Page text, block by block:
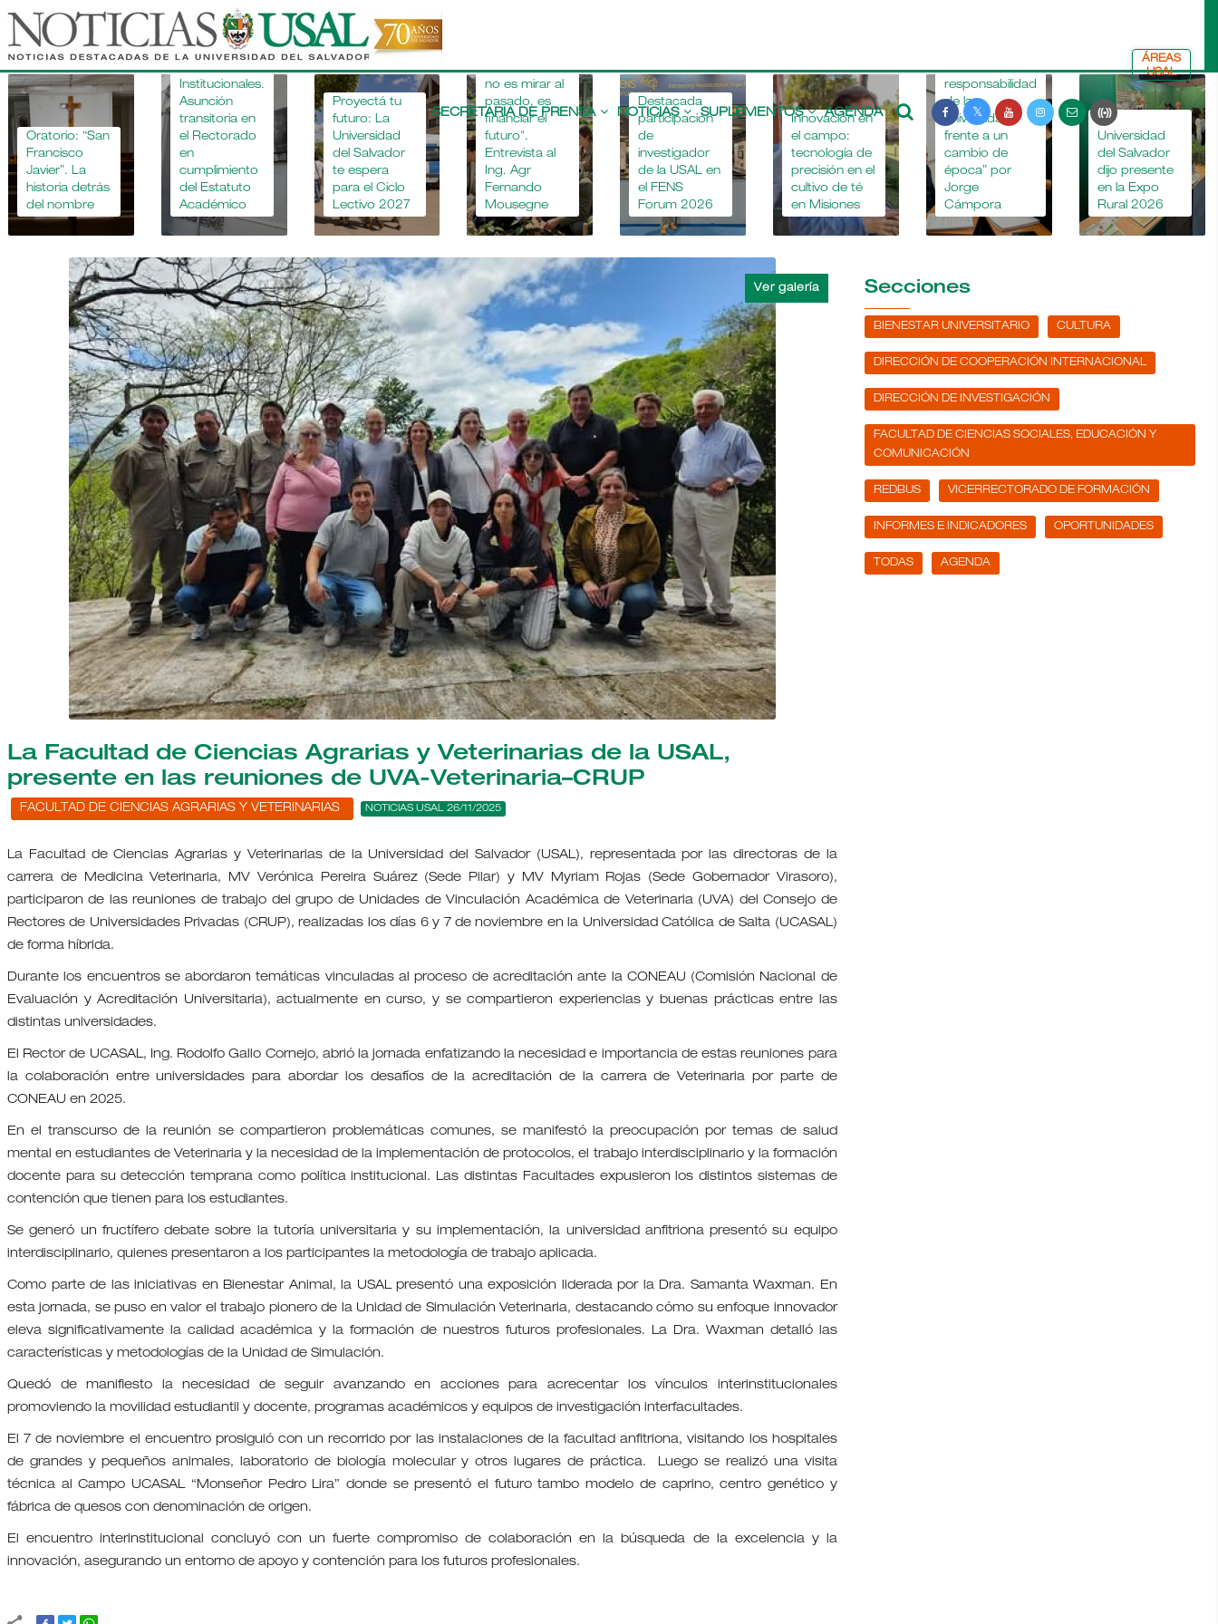
Pasar
contenido
principal
Main
navigation
SECRETARIA DE PRENSA NOTICIAS SUPLEMENTOS AGENDA
ÁREAS
USAL
Oratorio: “San
Francisco
Javier”. La
historia detrás
del nombre
Novedades
Institucionales.
Asunción
transitoria en
el Rectorado
en
cumplimiento
del Estatuto
Académico
Proyectá tu
futuro: La
Universidad
del Salvador
te espera
para el Ciclo
Lectivo 2027
agropecuaria
no es mirar al
pasado, es
financiar el
futuro".
Entrevista al
Ing. Agr
Fernando
Mousegne
Destacada
participación
de
investigador
de la USAL en
el FENS
Forum 2026
Innovación en
el campo:
tecnología de
precisión en el
cultivo de té
en Misiones
“La
responsabilidad
de la
universidad
frente a un
cambio de
época” por
Jorge
Cámpora
La
Universidad
del Salvador
dijo presente
en la Expo
Rural 2026
La Facultad de Ciencias Agrarias y Veterinarias de la USAL,
presente en las reuniones de UVA-Veterinaria–CRUP
FACULTAD DE CIENCIAS AGRARIAS Y VETERINARIAS NOTICIAS USAL 26/11/2025
La Facultad de Ciencias Agrarias y Veterinarias de la Universidad del Salvador (USAL), representada por las directoras de la
carrera de Medicina Veterinaria, MV Verónica Pereira Suárez (Sede Pilar) y MV Myriam Rojas (Sede Gobernador Virasoro),
participaron de las reuniones de trabajo del grupo de Unidades de Vinculación Académica de Veterinaria (UVA) del Consejo de
Rectores de Universidades Privadas (CRUP), realizadas los días 6 y 7 de noviembre en la Universidad Católica de Salta (UCASAL)
de forma híbrida.
Durante los encuentros se abordaron temáticas vinculadas al proceso de acreditación ante la CONEAU (Comisión Nacional de
Evaluación y Acreditación Universitaria), actualmente en curso, y se compartieron experiencias y buenas prácticas entre las
distintas universidades.
El Rector de UCASAL, Ing. Rodolfo Gallo Cornejo, abrió la jornada enfatizando la necesidad e importancia de estas reuniones para
la colaboración entre universidades para abordar los desafíos de la acreditación de la carrera de Veterinaria por parte de
CONEAU en 2025.
En el transcurso de la reunión se compartieron problemáticas comunes, se manifestó la preocupación por temas de salud
mental en estudiantes de Veterinaria y la necesidad de la implementación de protocolos, el trabajo interdisciplinario y la formación
docente para su detección temprana como política institucional. Las distintas Facultades expusieron los distintos sistemas de
contención que tienen para los estudiantes.
Se generó un fructífero debate sobre la tutoría universitaria y su implementación, la universidad anfitriona presentó su equipo
interdisciplinario, quienes presentaron a los participantes la metodología de trabajo aplicada.
Como parte de las iniciativas en Bienestar Animal, la USAL presentó una exposición liderada por la Dra. Samanta Waxman. En
esta jornada, se puso en valor el trabajo pionero de la Unidad de Simulación Veterinaria, destacando cómo su enfoque innovador
eleva significativamente la calidad académica y la formación de nuestros futuros profesionales. La Dra. Waxman detalló las
características y metodologías de la Unidad de Simulación.
Quedó de manifiesto la necesidad de seguir avanzando en acciones para acrecentar los vínculos interinstitucionales
promoviendo la movilidad estudiantil y docente, programas académicos y equipos de investigación interfacultades.
El 7 de noviembre el encuentro prosiguió con un recorrido por las instalaciones de la facultad anfitriona, visitando los hospitales
de grandes y pequeños animales, laboratorio de biología molecular y otros lugares de práctica. Luego se realizó una visita
técnica al Campo UCASAL “Monseñor Pedro Lira” donde se presentó el futuro tambo modelo de caprino, centro genético y
fábrica de quesos con denominación de origen.
El encuentro interinstitucional concluyó con un fuerte compromiso de colaboración en la búsqueda de la excelencia y la
innovación, asegurando un entorno de apoyo y contención para los futuros profesionales.
Secciones
BIENESTAR UNIVERSITARIO CULTURA
DIRECCIÓN DE COOPERACIÓN INTERNACIONAL
DIRECCIÓN DE INVESTIGACIÓN
FACULTAD DE CIENCIAS SOCIALES, EDUCACIÓN Y
COMUNICACIÓN
REDBUS VICERRECTORADO DE FORMACIÓN
INFORMES E INDICADORES OPORTUNIDADES
TODAS AGENDA